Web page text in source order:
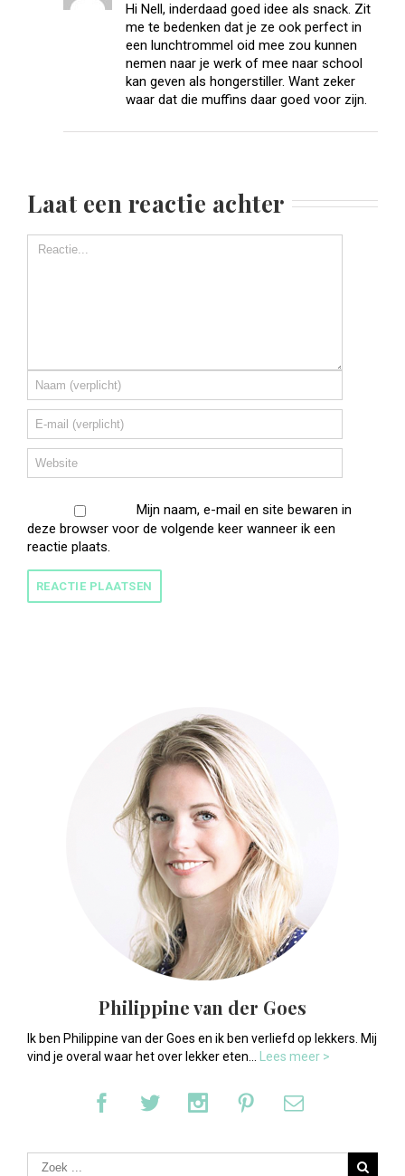
Hi Nell, inderdaad goed idee als snack. Zit
me te bedenken dat je ze ook perfect in
een lunchtrommel oid mee zou kunnen
nemen naar je werk of mee naar school
kan geven als hongerstiller. Want zeker
waar dat die muffins daar goed voor zijn.
Laat een reactie achter
Mijn naam, e-mail en site bewaren in
deze browser voor de volgende keer wanneer ik een
reactie plaats.
Philippine van der Goes
Ik ben Philippine van der Goes en ik ben verliefd op lekkers. Mij
vind je overal waar het over lekker eten...
Lees meer >